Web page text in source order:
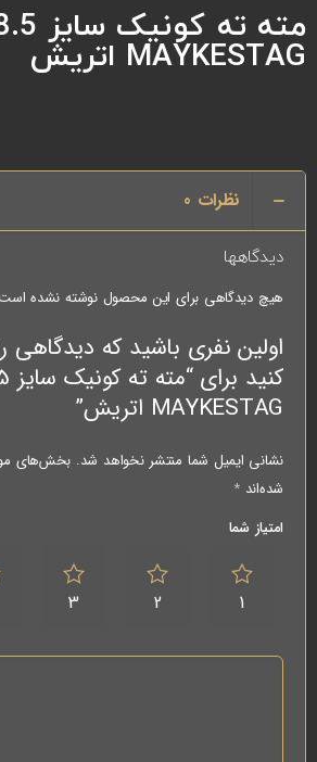
MAYKESTAG اتریش
نظرات 0
دیدگاهها
هیچ دیدگاهی برای این محصول نوشته نشده
اولین نفری باشید که دیدگاهی
MAYKESTAG اتریش”
نشانی ایمیل شما منتشر نخواهد شد. بخش‌های
شده‌اند*
امتیاز شما
1
2
3